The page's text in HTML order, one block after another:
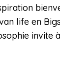
life en
invite